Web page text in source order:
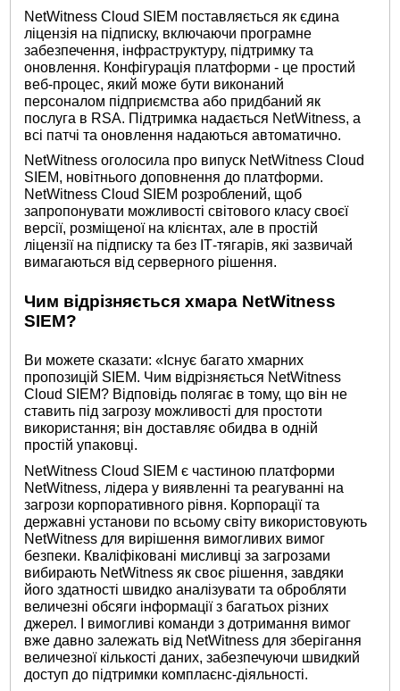
NetWitness Cloud SIEM поставляється як єдина
ліцензія на підписку, включаючи програмне
забезпечення, інфраструктуру, підтримку та
оновлення. Конфігурація платформи - це простий
веб-процес, який може бути виконаний
персоналом підприємства або придбаний як
послуга в RSA. Підтримка надається NetWitness, а
всі патчі та оновлення надаються автоматично.
NetWitness оголосила про випуск NetWitness Cloud
SIEM, новітнього доповнення до платформи.
NetWitness Cloud SIEM розроблений, щоб
запропонувати можливості світового класу своєї
версії, розміщеної на клієнтах, але в простій
ліцензії на підписку та без ІТ-тягарів, які зазвичай
вимагаються від серверного рішення.
Чим відрізняється хмара NetWitness
SIEM?
Ви можете сказати: «Існує багато хмарних
пропозицій SIEM. Чим відрізняється NetWitness
Cloud SIEM? Відповідь полягає в тому, що він не
ставить під загрозу можливості для простоти
використання; він доставляє обидва в одній
простій упаковці.
NetWitness Cloud SIEM є частиною платформи
NetWitness, лідера у виявленні та реагуванні на
загрози корпоративного рівня. Корпорації та
державні установи по всьому світу використовують
NetWitness для вирішення вимогливих вимог
безпеки. Кваліфіковані мисливці за загрозами
вибирають NetWitness як своє рішення, завдяки
його здатності швидко аналізувати та обробляти
величезні обсяги інформації з багатьох різних
джерел. І вимогливі команди з дотримання вимог
вже давно залежать від NetWitness для зберігання
величезної кількості даних, забезпечуючи швидкий
доступ до підтримки комплаєнс-діяльності.